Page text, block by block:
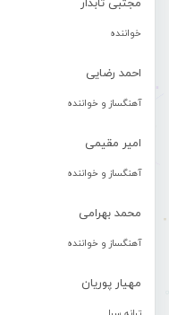
مجتبی تابدار
خواننده
احمد رضایی
آهنگساز و خواننده
امیر مقیمی
آهنگساز و خواننده
محمد بهرامی
آهنگساز و خواننده
مهیار پوریان